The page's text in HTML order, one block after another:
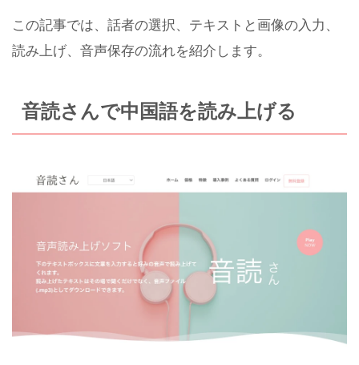
この記事では、話者の選択、テキストと画像の入力、
読み上げ、音声保存の流れを紹介します。
音読さんで中国語を読み上げる